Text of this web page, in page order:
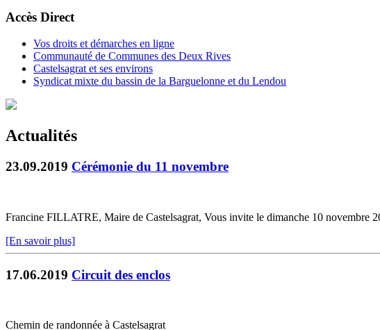
Accès Direct
Vos droits et démarches en ligne
Communauté de Communes des Deux Rives
Castelsagrat et ses environs
Syndicat mixte du bassin de la Barguelonne et du Lendou
Actualités
23.09.2019 Cérémonie du 11 novembre
Francine FILLATRE, Maire de Castelsagrat, Vous invite le dimanche 10 novembre
[En savoir plus]
17.06.2019 Circuit des enclos
Chemin de randonnée à Castelsagrat